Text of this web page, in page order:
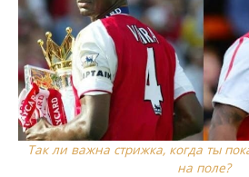
Так ли важна стрижка, когда ты
на поле?